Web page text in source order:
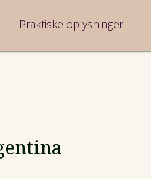
Praktiske oplysninger